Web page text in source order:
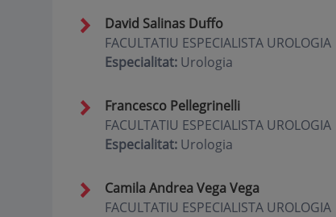
David Salinas Duffo
FACULTATIU ESPECIALISTA UROLOGIA
Especialitat: Urologia
Francesco Pellegrinelli
FACULTATIU ESPECIALISTA UROLOGIA
Especialitat: Urologia
Camila Andrea Vega Vega
FACULTATIU ESPECIALISTA UROLOGIA